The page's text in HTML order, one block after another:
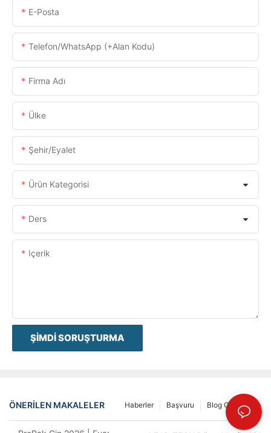
E-Posta
Telefon/WhatsApp (+alan Kodu)
Firma Adı
Ülke
Şehir/eyalet
Ürün Kategorisi
Ders
Içerik
ŞIMDI SORUŞTURMA
ÖNERILEN MAKALELER Blog Gönderisi
Başvuru
Haberler